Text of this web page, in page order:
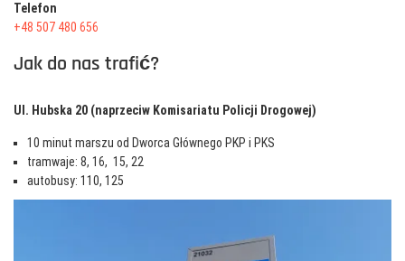
Telefon
+48 507 480 656
Jak do nas trafić?
Ul. Hubska 20 (naprzeciw Komisariatu Policji Drogowej)
10 minut marszu od Dworca Głównego PKP i PKS
tramwaje: 8, 16, 15, 22
autobusy: 110, 125